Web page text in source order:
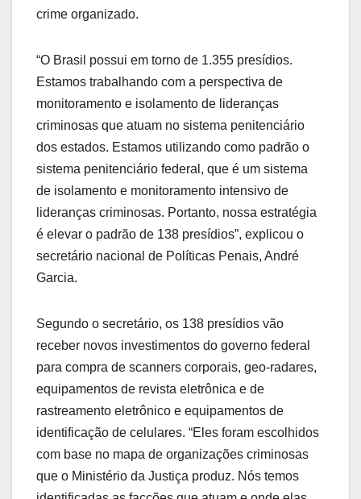
crime organizado.
“O Brasil possui em torno de 1.355 presídios.
Estamos trabalhando com a perspectiva de
monitoramento e isolamento de lideranças
criminosas que atuam no sistema penitenciário
dos estados. Estamos utilizando como padrão o
sistema penitenciário federal, que é um sistema
de isolamento e monitoramento intensivo de
lideranças criminosas. Portanto, nossa estratégia
é elevar o padrão de 138 presídios”, explicou o
secretário nacional de Políticas Penais, André
Garcia.
Segundo o secretário, os 138 presídios vão
receber novos investimentos do governo federal
para compra de scanners corporais, geo-radares,
equipamentos de revista eletrônica e de
rastreamento eletrônico e equipamentos de
identificação de celulares. “Eles foram escolhidos
com base no mapa de organizações criminosas
que o Ministério da Justiça produz. Nós temos